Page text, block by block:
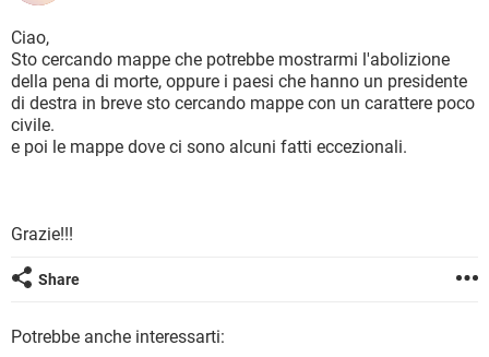
TIKTOK
HARDWARE
INSTAGRAM
TIKTOK FACEBOOK
HARDWARE
INTRATTENIMENTO
iOS
INSTAGRAM WHATSAPP
TIKTOK
HARDWARE
COVID-19
INTRATTENIMENTO ANDROID
iOS WINDOWS 10
INSTAGRAM WHATSAPP
Ciao,
Sto cercando mappe che potrebbe mostrarmi l'abolizione
della pena di morte, oppure i paesi che hanno un presidente
di destra in breve sto cercando mappe con un carattere poco
civile.
e poi le mappe dove ci sono alcuni fatti eccezionali.
Grazie!!!
Share
Potrebbe anche interessarti: